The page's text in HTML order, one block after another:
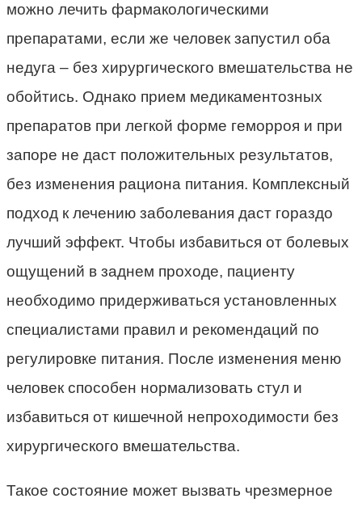
можно лечить фармакологическими
препаратами, если же человек запустил оба
недуга – без хирургического вмешательства не
обойтись. Однако прием медикаментозных
препаратов при легкой форме геморроя и при
запоре не даст положительных результатов,
без изменения рациона питания. Комплексный
подход к лечению заболевания даст гораздо
лучший эффект. Чтобы избавиться от болевых
ощущений в заднем проходе, пациенту
необходимо придерживаться установленных
специалистами правил и рекомендаций по
регулировке питания. После изменения меню
человек способен нормализовать стул и
избавиться от кишечной непроходимости без
хирургического вмешательства.
Такое состояние может вызвать чрезмерное